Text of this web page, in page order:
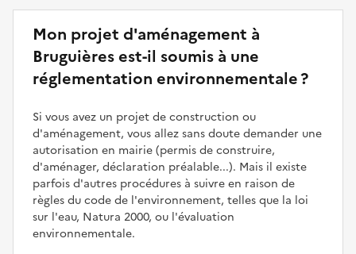
Mon projet d'aménagement à
Bruguières est-il soumis à une
réglementation environnementale ?
Si vous avez un projet de construction ou
d'aménagement, vous allez sans doute demander une
autorisation en mairie (permis de construire,
d'aménager, déclaration préalable...). Mais il existe
parfois d'autres procédures à suivre en raison de
règles du code de l'environnement, telles que la loi
sur l'eau, Natura 2000, ou l'évaluation
environnementale.